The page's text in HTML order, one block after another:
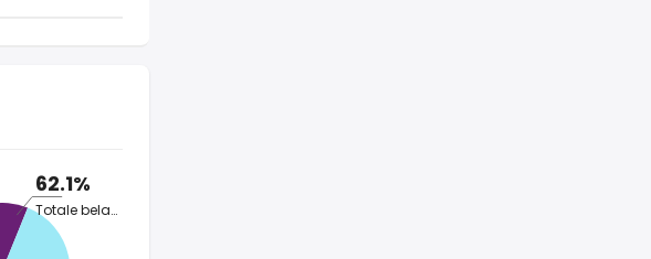
62.1%
Totale belasting